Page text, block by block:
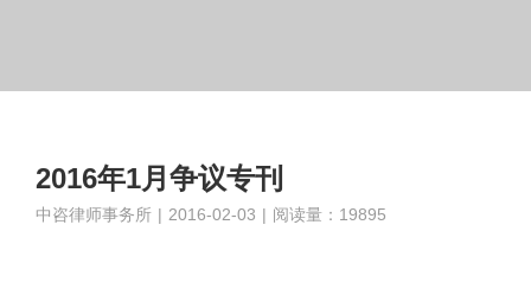
2016年1月争议专刊
中咨律师事务所 | 2016-02-03 | 阅读量：19895